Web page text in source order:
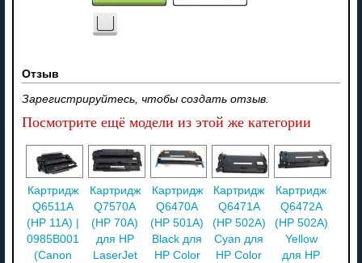
Отзыв
Зарегистрируйтесь, чтобы создать отзыв.
Посмотрите ещё модели из этой же категории
Картридж
Q6511A
(HP 11A) |
0985B001
(Canon
Картридж
Q7570A
(HP 70A)
для HP
LaserJet
Картридж
Q6470A
(HP 501A)
Black для
HP Color
Картридж
Q6471A
(HP 502A)
Cyan для
HP Color
Картридж
Q6472A
(HP 502A)
Yellow
для HP